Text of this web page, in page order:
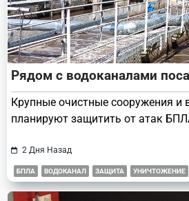
Рядом с водоканалами
Крупные очистные сооружения и
планируют защитить от атак
2 Дня Назад
БПЛА ВОДОКАНАЛ ЗАЩИТА УНИЧТОЖЕНИЕ